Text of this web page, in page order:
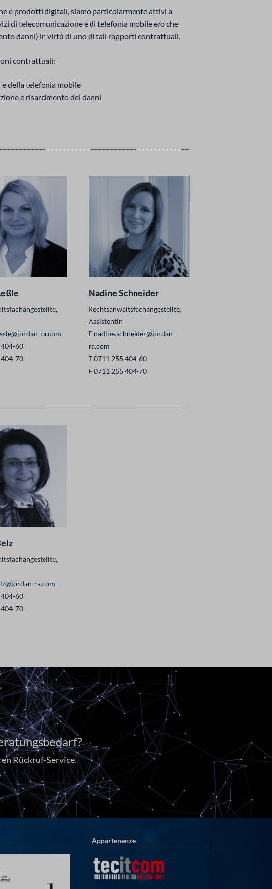
di telecomunicazione e di telefonia mobile e/o che
danni) in virtù di uno di tali rapporti contrattuali.
contrattuali:
della telefonia mobile
e risarcimento dei danni
ra.com
404-60
404-70
Nadine Schneider
Rechtsanwaltsfachangestellte,
Assistentin
E nadine.schneider@jordan-
ra.com
T 0711 255 404-60
F 0711 255 404-70
ra.com
404-60
404-70
Rückruf-Service.
Appartenenze